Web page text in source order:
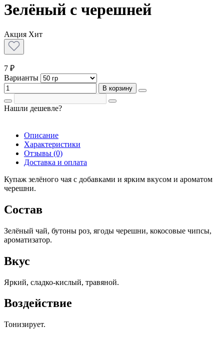
Зелёный с черешней
Акция Хит
7 ₽
Варианты
В корзину
Нашли дешевле?
Описание
Характеристики
Отзывы (0)
Доставка и оплата
Купаж зелёного чая с добавками и ярким вкусом и ароматом
черешни.
Состав
Зелёный чай, бутоны роз, ягоды черешни, кокосовые чипсы,
ароматизатор.
Вкус
Яркий, сладко-кислый, травяной.
Воздействие
Тонизирует.